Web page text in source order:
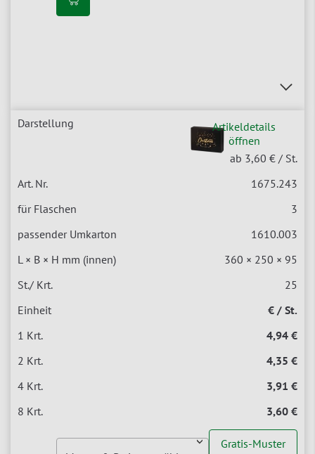
Artikeldetails
öffnen
ab 3,60 € / St.
1675.243
3
1610.003
360 × 250 × 95
25
€ / St.
4,94 €
4,35 €
3,91 €
3,60 €
Gratis-Muster